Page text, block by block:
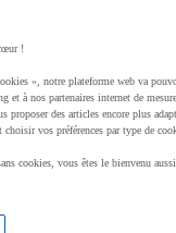
!
», notre plateforme web va
et à nos partenaires internet de
proposer des articles encore plus
vos préférences par type de
cookies, vous êtes le bienvenu